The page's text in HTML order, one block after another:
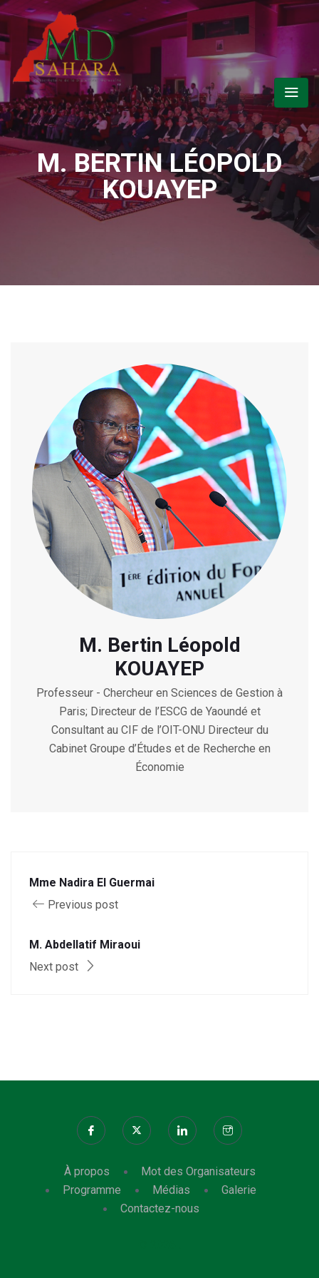
M. BERTIN LÉOPOLD
KOUAYEP
M. Bertin Léopold
KOUAYEP
Professeur - Chercheur en Sciences de Gestion à
Paris; Directeur de l’ESCG de Yaoundé et
Consultant au CIF de l’OIT-ONU Directeur du
Cabinet Groupe d’Études et de Recherche en
Économie
Mme Nadira El Guermai
Previous post
M. Abdellatif Miraoui
Next post
À propos
Mot des Organisateurs
Programme
Médias
Galerie
Contactez-nous